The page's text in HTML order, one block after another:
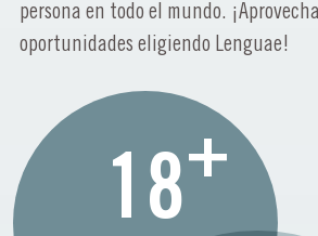
persona en todo el mundo.
oportunidades eligiendo Lenguae!
18+